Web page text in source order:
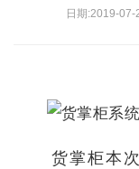
日期:2019-07-
货掌柜本